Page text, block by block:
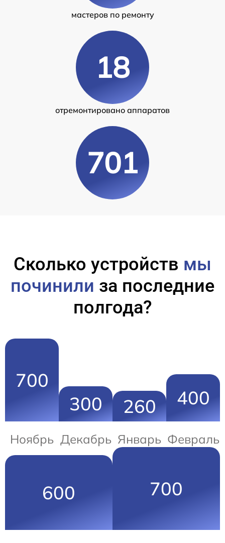
мастеров по ремонту
18
отремонтировано аппаратов
701
Сколько устройств мы
починили за последние
полгода?
700
Ноябрь
300
Декабрь
260
Январь
400
Февраль
600 700